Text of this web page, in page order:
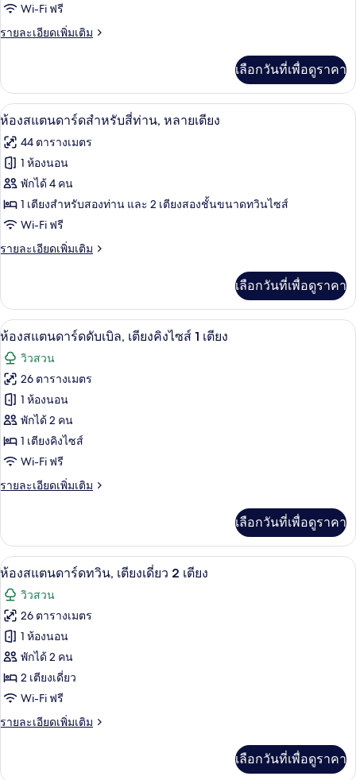
สแตนดาร์ด
ทริปเปิล
Wi-Fi ฟรี
รายละเอียดเพิ่มเติม
ราย
เกี่ยว
กับ
ห้อง
ทริปเปิล
เลือกวันที่เพื่อดูราคา
เปิด
ภาพถ่าย
ทั้งหมด
ของ
ห้อง
สแตนดาร์ด
สำหรับ
ท่าน,
หลาย
เตียง
พื้นที่ทำงานแบบใช้แล็ปท็อป, ผ้าม่านกั
6
ห้องสแตนดาร์ดสำหรับสี่ท่าน, หลายเตียง
44 ตารางเมตร
1 ห้องนอน
พักได้ 4 คน
1 เตียงสำหรับสองท่าน และ 2 เตียงสองชั้นขนาดทวินไซส์
Wi-Fi ฟรี
รายละเอียดเพิ่มเติม
ราย
เกี่ยว
กับ
ห้อง
สแตนดาร์ด
สำหรับ
สี่
ท่าน,
หลาย
เตียง
เลือกวันที่เพื่อดูราคา
เปิด
ภาพถ่าย
ทั้งหมด
ของ
ห้อง
สแตนดาร์ด
ดับเบิล,
เตียง
ไซส์
1
เตียง
พื้นที่ทำงานแบบใช้แล็ปท็อป, ผ้าม่านกั
5
ห้องสแตนดาร์ดดับเบิล, เตียงคิงไซส์ 1 เตียง
วิวสวน
26 ตารางเมตร
1 ห้องนอน
พักได้ 2 คน
1 เตียงคิงไซส์
Wi-Fi ฟรี
รายละเอียดเพิ่มเติม
ราย
เกี่ยว
กับ
ห้อง
สแตนดาร์ด
ดับเบิล,
เตียง
คิง
ไซส์
เตียง
เลือกวันที่เพื่อดูราคา
เปิด
ภาพถ่าย
ทั้งหมด
ของ
ห้อง
สแตนดาร์ด
ทวิน,
เตียง
2
พื้นที่ทำงานแบบใช้แล็ปท็อป, ผ้าม่านกั
5
ห้องสแตนดาร์ดทวิน, เตียงเดี่ยว 2 เตียง
วิวสวน
26 ตารางเมตร
1 ห้องนอน
พักได้ 2 คน
2 เตียงเดี่ยว
Wi-Fi ฟรี
รายละเอียดเพิ่มเติม
ราย
เลือกวันที่เพื่อดูราคา